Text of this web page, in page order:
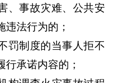
、事故灾难、公共安
法行为的；
罚制度的当事人拒不
承诺内容的；